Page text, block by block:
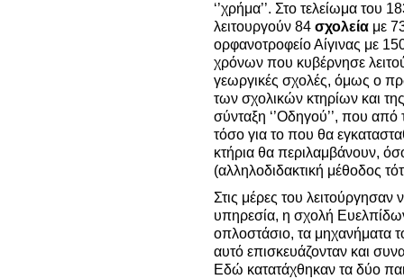
‘’χρήμα’’. Στο τελείωμα
λειτουργούν 84 σχολεία με
ορφανοτροφείο Αίγινας με
χρόνων που κυβέρνησε
γεωργικές σχολές, όμως ο
των σχολικών κτηρίων και
σύνταξη ‘’Οδηγού’’, που από
τόσο για το που θα
κτήρια θα περιλαμβάνουν,
(αλληλοδιδακτική μέθοδος
Στις μέρες του
υπηρεσία, η σχολή
οπλοστάσιο, τα μηχανήματα
αυτό επισκευάζονταν και
Εδώ κατατάχθηκαν τα δύο